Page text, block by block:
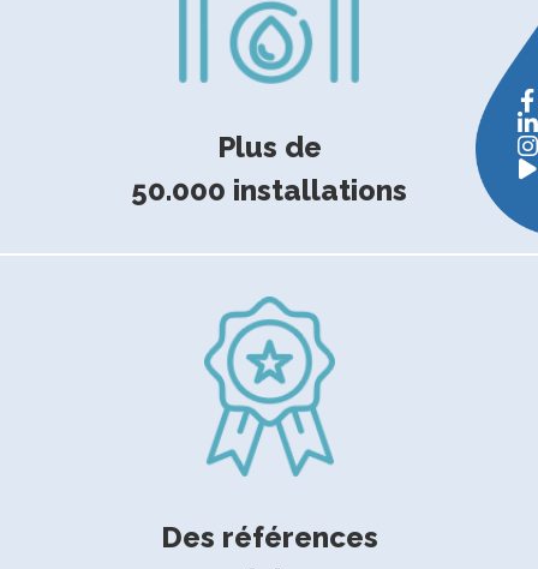
Plus de
50.000 installations
Des références